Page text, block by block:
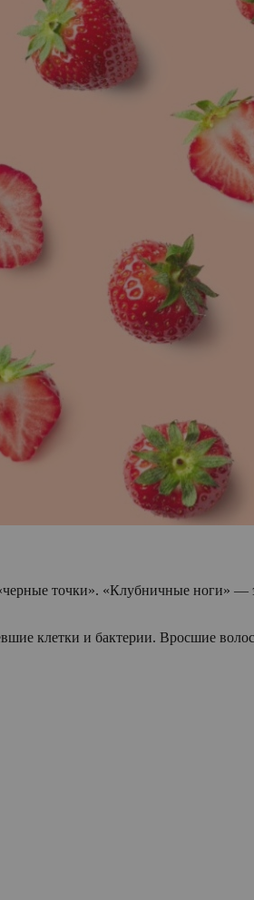
точки». «Клубничные ноги» —
клетки и бактерии. Вросшие